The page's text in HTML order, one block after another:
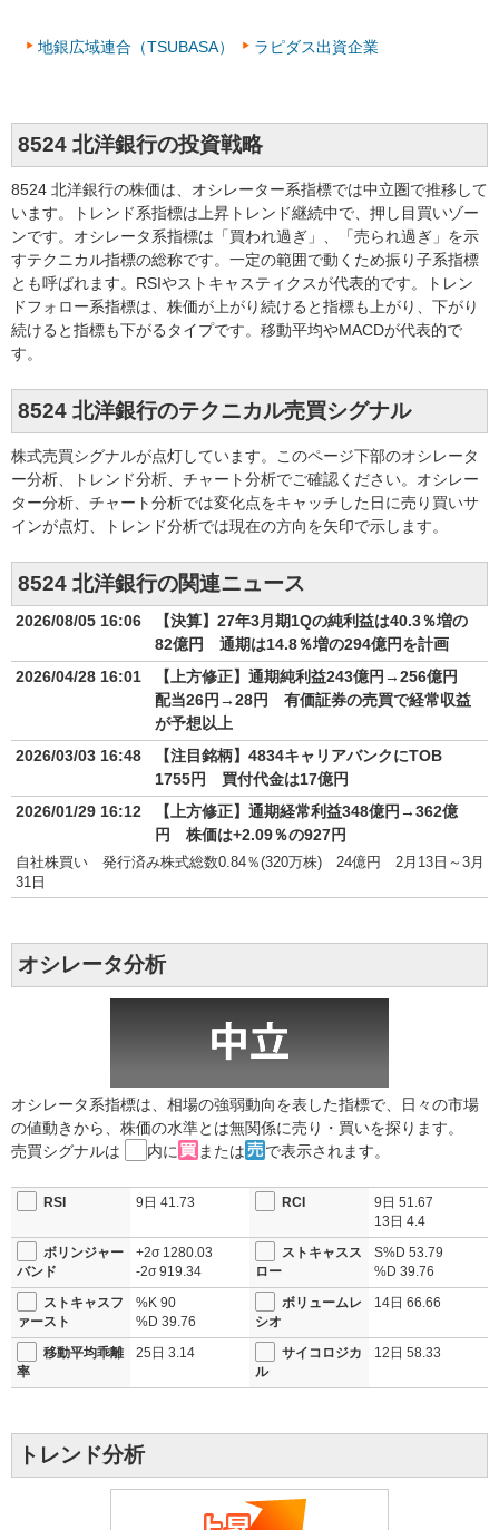
地銀広域連合（TSUBASA） ラピダス出資企業
8524 北洋銀行の投資戦略
8524 北洋銀行の株価は、オシレーター系指標では中立圏で推移して
います。トレンド系指標は上昇トレンド継続中で、押し目買いゾー
ンです。オシレータ系指標は「買われ過ぎ」、「売られ過ぎ」を示
すテクニカル指標の総称です。一定の範囲で動くため振り子系指標
とも呼ばれます。RSIやストキャスティクスが代表的です。トレン
ドフォロー系指標は、株価が上がり続けると指標も上がり、下がり
続けると指標も下がるタイプです。移動平均やMACDが代表的で
す。
8524 北洋銀行のテクニカル売買シグナル
株式売買シグナルが点灯しています。このページ下部のオシレータ
ー分析、トレンド分析、チャート分析でご確認ください。オシレー
ター分析、チャート分析では変化点をキャッチした日に売り買いサ
インが点灯、トレンド分析では現在の方向を矢印で示します。
8524 北洋銀行の関連ニュース
2026/08/05 16:06
【決算】27年3月期1Qの純利益は40.3％増の
82億円 通期は14.8％増の294億円を計画
2026/04/28 16:01
【上方修正】通期純利益243億円→256億円
配当26円→28円 有価証券の売買で経常収益
が予想以上
2026/03/03 16:48
【注目銘柄】4834キャリアバンクにTOB
1755円 買付代金は17億円
2026/01/29 16:12
【上方修正】通期経常利益348億円→362億
円 株価は+2.09％の927円
自社株買い 発行済み株式総数0.84％(320万株) 24億円 2月13日～3月
31日
オシレータ分析
オシレータ系指標は、相場の強弱動向を表した指標で、日々の市場
の値動きから、株価の水準とは無関係に売り・買いを探ります。
売買シグナルは
内に または で表示されます。
RSI 9日 41.73 RCI 9日 51.67
13日 4.4
ボリンジャー
バンド
+2σ 1280.03
-2σ919.34
ストキャスス
ロー
S%D 53.79
%D 39.76
ストキャスフ
ァースト
%K 90
%D 39.76
ボリュームレ
シオ
14日 66.66
移動平均乖離
率
25日 3.14
サイコロジカ
ル
12日 58.33
トレンド分析